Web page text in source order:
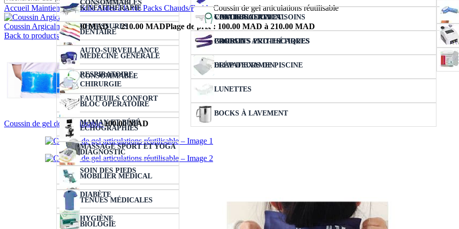
VERTICALISATION
COUSSINS ANTI-ESCARRES
ELÉVATEURS DE PISCINE
COLLIER CERVICAL
PRODUITS PROTHÉTIQUES
CICATRISATION ET SOINS
CONSOMMABLES
CANULES
GARROT
DRAP D’EXAMEN
LUNETTES
BOCKS À LAVEMENT
CHAUSSURES
AUTO-SURVEILLANCE
RESPIRATOIRE
FAUTEUILS CONFORT
MAMAN ET BÉBÉ
MASSAGE SPORT ET YOGA
SOIN DES PIEDS
DIABÈTE
HYGIÈNE
KINÉSITHÉRAPIE
DENTAIRE
MÉDECINE GÉNÉRALE
CONSOMMABLE
CHIRURGIE
BLOC OPÉRATOIRE
ÉCHOGRAPHIES
DIAGNOSTIC
MOBILIER MÉDICAL
TENUES MÉDICALES
BIOLOGIE
Accueil Maintien à domicileAides à la viePacks Chauds/FroidsCoussin de gel articulations réutilisable
Coussin Argicalm100.00MAD – 210.00 MADPlage de prix : 100.00 MAD à 210.00 MAD
Back to products
Coussin de gel dos réutilisable100.00MAD